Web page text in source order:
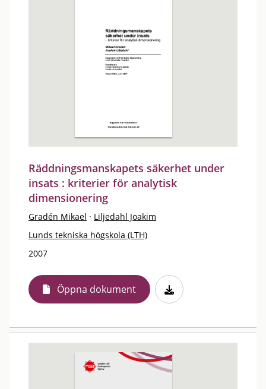
Räddningsmanskapets säkerhet under
insats : kriterier för analytisk
dimensionering
Gradén Mikael · Liljedahl Joakim
Lunds tekniska högskola (LTH)
2007
Öppna dokument